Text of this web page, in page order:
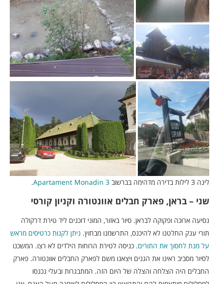
לינה 3 לילות בדירה מדהימה בברשוב Apartament Monadin 3
.
שני – בראן, פארק חבלים אוונטורה וקניון קורסי
נסיעה ארוכה ופקוקה לבראן. סיור באזור, המוני דוכנים ליד טירת דרקולה
תורי ענק החלטנו לא להיכנס, התרשמנו מבחוץ. ניתן לקנות כרטיסים מראש
על מנת לחסוך את התורים. כניסה לטירת הרוחות הילדים לא רצו. המשכנו
לסיור מסביב ראינו את הגנים ויצאנו משם לפארק החבלים אוונטורה. פארק
החבלים היה הצלחה והצלה של היום הזה. המתבגרות ובעלי נכנסו